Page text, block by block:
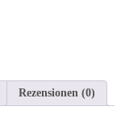
Rezensionen (0)